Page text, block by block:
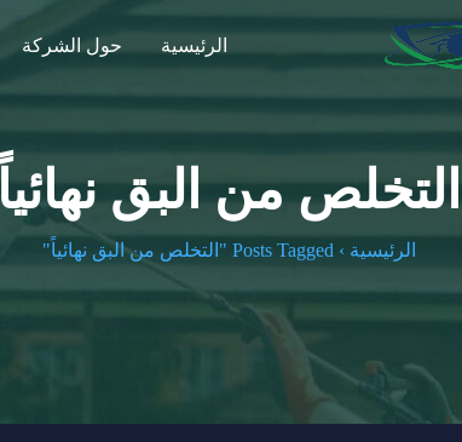
الرئيسية حول الشركة
التخلص من البق نهائياً
الرئيسية › Posts Tagged "التخلص من البق نهائياً"